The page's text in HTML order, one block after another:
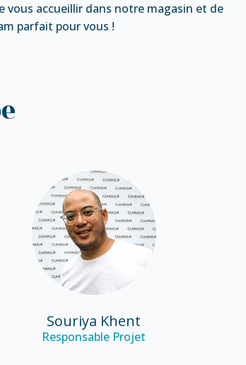
accueillir dans notre magasin et de
parfait pour vous !
Souriya Khent
Responsable Projet